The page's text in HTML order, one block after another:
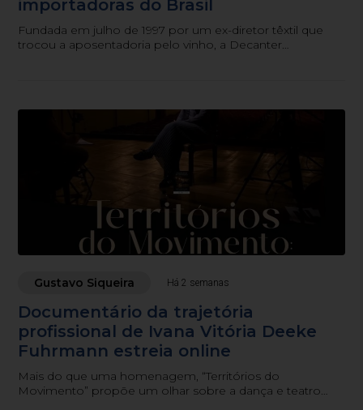
importadoras do Brasil
Fundada em julho de 1997 por um ex-diretor têxtil que
trocou a aposentadoria pelo vinho, a Decanter
Gustavo Siqueira Há 2 semanas
Documentário da trajetória
profissional de Ivana Vitória Deeke
Fuhrmann estreia online
Mais do que uma homenagem, “Territórios do
Movimento” propõe um olhar sobre a dança e teatro